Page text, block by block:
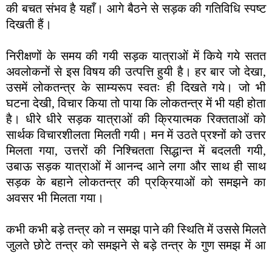
की बचत संभव है यहाँ। आगे बैठने से सड़क की गतिविधि स्पष्ट
दिखती हैं।
निरीक्षणों के समय की गयी सड़क यात्राओं में किये गये सतत
अवलोकनों से इस विषय की उत्पत्ति हुयी है। हर बार जो देखा,
उसमें लोकतन्त्र के साम्यरूप स्वतः ही दिखते गये। जो भी
घटना देखी, विचार किया तो पाया कि लोकतन्त्र में भी यही होता
है। धीरे धीरे सड़क यात्राओं की क्रियात्मक रिक्तताओं को
सार्थक विचारशीलता मिलती गयी। मन में उठते प्रश्नों को उत्तर
मिलता गया, उत्तरों की निश्चितता सिद्धान्त में बदलती गयी,
उबाऊ सड़क यात्राओं में आनन्द आने लगा और साथ ही साथ
सड़क के बहाने लोकतन्त्र की प्रक्रियाओं को समझने का
अवसर भी मिलता गया।
कभी कभी बड़े तन्त्र को न समझ पाने की स्थिति में उससे मिलते
जुलते छोटे तन्त्र को समझने से बड़े तन्त्र के गुण समझ में आ